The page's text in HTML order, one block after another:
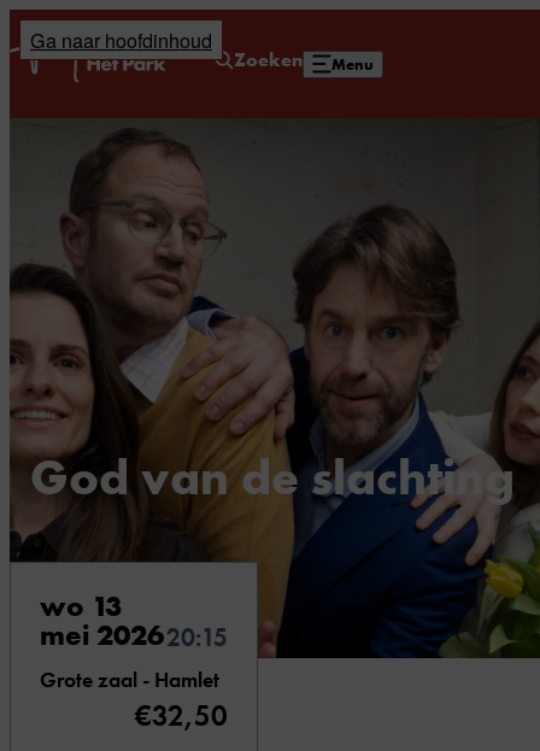
Ga naar hoofdinhoud
Zoeken Menu
Home
God van de slachting
wo 13
mei 202620:15
Grote zaal - Hamlet
€32,50